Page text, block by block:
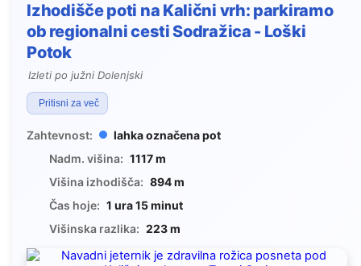
Izhodišče poti na Kalični vrh: parkiramo
ob regionalni cesti Sodražica - Loški
Potok
Izleti po južni Dolenjski
Pritisni za več
Zahtevnost:
lahka označena pot
Nadm. višina: 1117 m
Višina izhodišča: 894 m
Čas hoje: 1 ura 15 minut
Višinska razlika: 223 m